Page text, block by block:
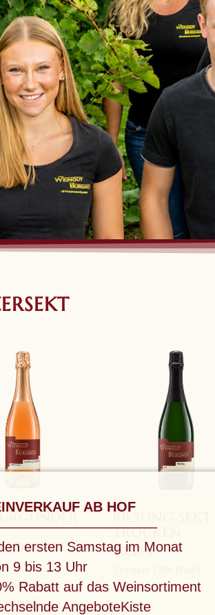
MwSt.
Liter)
RIESLING SEKT
TROCKEN
10,50€
(14,00€/ 1 Liter)
AB HOF
ersten Samstag im Monat
9 bis 13 Uhr
Rabatt auf das Weinsortiment
AngeboteKiste